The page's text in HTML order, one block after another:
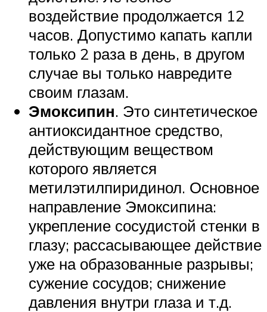
воздействие продолжается 12
часов. Допустимо капать капли
только 2 раза в день, в другом
случае вы только навредите
своим глазам.
Эмоксипин. Это синтетическое
антиоксидантное средство,
действующим веществом
которого является
метилэтилпиридинол. Основное
направление Эмоксипина:
укрепление сосудистой стенки в
глазу; рассасывающее действие
уже на образованные разрывы;
сужение сосудов; снижение
давления внутри глаза и т.д.